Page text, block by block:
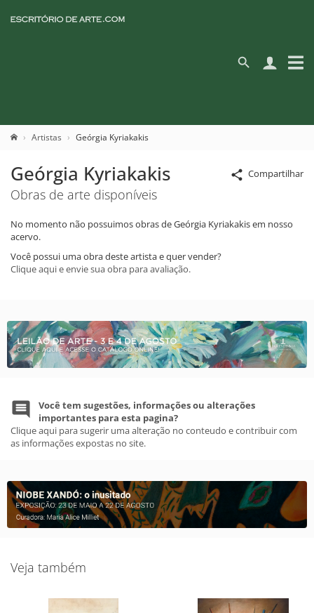
Artistas Geórgia Kyriakakis
Compartilhar
Geórgia Kyriakakis
Obras de arte disponíveis
No momento não possuimos obras de Geórgia Kyriakakis em nosso
acervo.
Você possui uma obra deste artista e quer vender?
Clique aqui e envie sua obra para avaliação.
Você tem sugestões, informações ou alterações
importantes para esta pagina?
Clique aqui para sugerir uma alteração no conteudo e contribuir com
as informações expostas no site.
Veja também